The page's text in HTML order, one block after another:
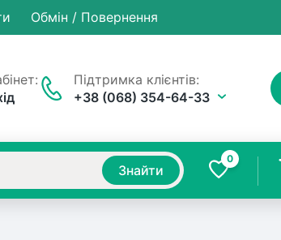
Обмін / Повернення
Підтримка клієнтів:
+38 (068) 354-64-33
Знайти
0